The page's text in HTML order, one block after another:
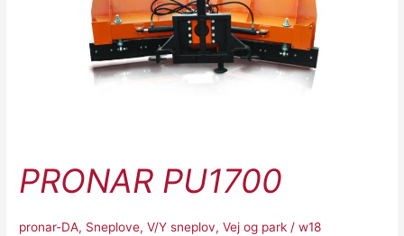
PRONAR PU1700
pronar-DA, Sneplove,V/Y sneplov,Vej og park /w18